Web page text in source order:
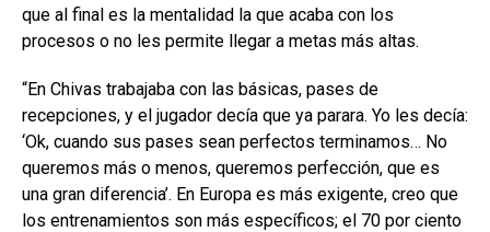
que al final es la mentalidad la que acaba con los
procesos o no les permite llegar a metas más altas.
“En Chivas trabajaba con las básicas, pases de
recepciones, y el jugador decía que ya parara. Yo les decía:
‘Ok, cuando sus pases sean perfectos terminamos… No
queremos más o menos, queremos perfección, que es
una gran diferencia’. En Europa es más exigente, creo que
los entrenamientos son más específicos; el 70 por ciento